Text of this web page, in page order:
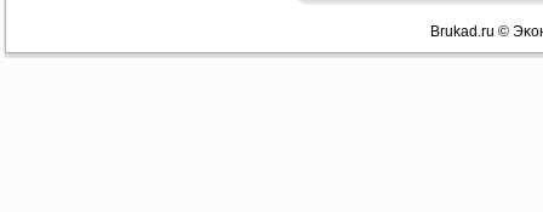
Brukad.ru ©